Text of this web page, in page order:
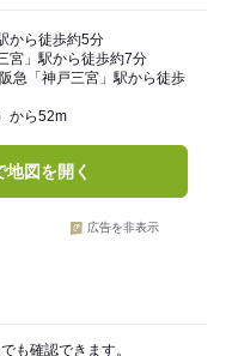
から徒歩約5分
宮」駅から徒歩約7分
急「神戸三宮」駅から徒歩
から52m
図を開く
広告を非表示
も確認できます。